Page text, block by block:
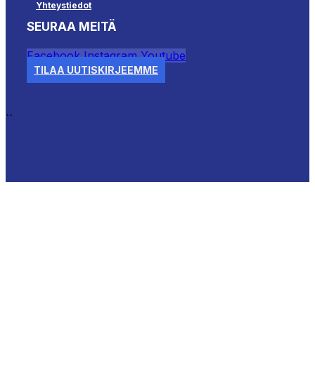
Yhteystiedot
SEURAA MEITÄ
Facebook Instagram Youtube
TILAA UUTISKIRJEEMME
``